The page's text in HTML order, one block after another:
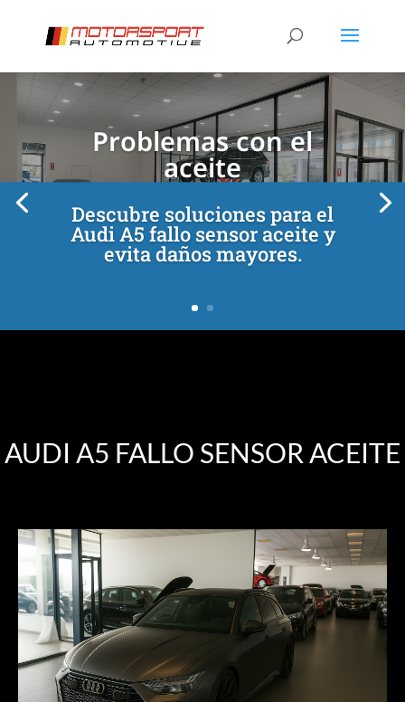
Problemas con el
aceite
Descubre soluciones para el
Audi A5 fallo sensor aceite y
evita daños mayores.
[/et_pb_slide][/et_pb_slide]
AUDI A5 FALLO SENSOR ACEITE